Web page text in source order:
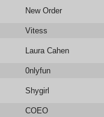
New Order
Vitess
Laura Cahen
0nlyfun
Shygirl
COEO